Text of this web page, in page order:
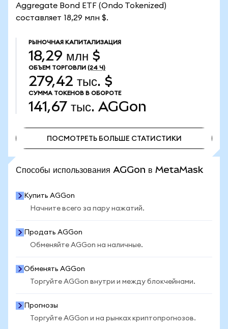
Aggregate Bond ETF (Ondo Tokenized)
составляет 18,29 млн $.
РЫНОЧНАЯ КАПИТАЛИЗАЦИЯ
18,29 млн $
ОБЪЕМ ТОРГОВЛИ (24 Ч)
279,42 тыс. $
СУММА ТОКЕНОВ В ОБОРОТЕ
141,67 тыс. AGGon
ПОСМОТРЕТЬ БОЛЬШЕ СТАТИСТИКИ
Способы использования AGGon в MetaMask
Купить AGGon
Начните всего за пару нажатий.
Продать AGGon
Обменяйте AGGon на наличные.
Обменять AGGon
Торгуйте AGGon внутри и между блокчейнами.
Прогнозы
Торгуйте AGGon и на рынках криптопрогнозов.